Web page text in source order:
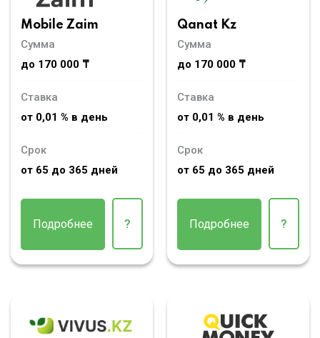
Mobile Zaim
Сумма
до 170 000 ₸
Ставка
от 0,01 % в день
Срок
от 65 до 365 дней
Подробнее ?
Qanat Kz
Сумма
до 170 000 ₸
Ставка
от 0,01 % в день
Срок
от 65 до 365 дней
Подробнее ?